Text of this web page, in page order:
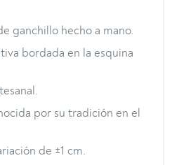
ganchillo hecho a mano.
bordada en la esquina
por su tradición en el
de ±1 cm.